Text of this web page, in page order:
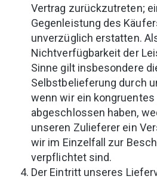
Vertrag zurückzutreten;
Gegenleistung des
unverzüglich erstatten.
Nichtverfügbarkeit der
Sinne gilt insbesondere
Selbstbelieferung durch
wenn wir ein
abgeschlossen haben,
unseren Zulieferer ein
wir im Einzelfall zur
verpflichtet sind.
Der Eintritt unseres